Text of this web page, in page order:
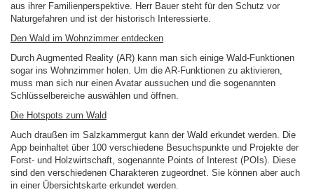
aus ihrer Familienperspektive. Herr Bauer steht für den Schutz vor
Naturgefahren und ist der historisch Interessierte.
Den Wald im Wohnzimmer entdecken
Durch Augmented Reality (AR) kann man sich einige Wald-Funktionen
sogar ins Wohnzimmer holen. Um die AR-Funktionen zu aktivieren,
muss man sich nur einen Avatar aussuchen und die sogenannten
Schlüsselbereiche auswählen und öffnen.
Die Hotspots zum Wald
Auch draußen im Salzkammergut kann der Wald erkundet werden. Die
App beinhaltet über 100 verschiedene Besuchspunkte und Projekte der
Forst- und Holzwirtschaft, sogenannte Points of Interest (POIs). Diese
sind den verschiedenen Charakteren zugeordnet. Sie können aber auch
in einer Übersichtskarte erkundet werden.